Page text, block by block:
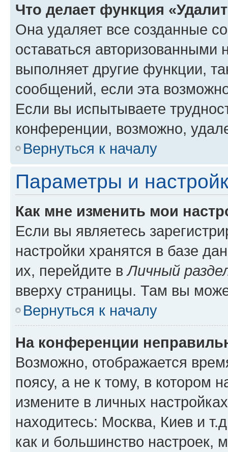
Что делает функция
Она удаляет все созданные
оставаться авторизованными
выполняет другие функции,
сообщений, если эта
Если вы испытываете
конференции, возможно,
Вернуться к началу
Параметры и
Как мне изменить мои
Если вы являетесь
настройки хранятся в базе
их, перейдите вЛичный
вверху страницы. Там вы
Вернуться к началу
На конференции
Возможно, отображается
поясу, а не к тому, в котором
измените в личных
находитесь: Москва, Киев и
как и большинство настроек,